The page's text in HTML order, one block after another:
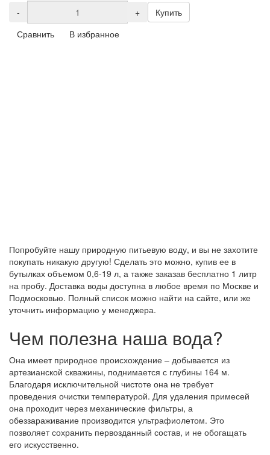
- +
Купить
Сравнить
В избранное
Попробуйте нашу природную питьевую воду, и вы не захотите
покупать никакую другую! Сделать это можно, купив ее в
бутылках объемом 0,6-19 л, а также заказав бесплатно 1 литр
на пробу. Доставка воды доступна в любое время по Москве и
Подмосковью. Полный список можно найти на сайте, или же
уточнить информацию у менеджера.
Чем полезна наша вода?
Она имеет природное происхождение – добывается из
артезианской скважины, поднимается с глубины 164 м.
Благодаря исключительной чистоте она не требует
проведения очистки температурой. Для удаления примесей
она проходит через механические фильтры, а
обеззараживание производится ультрафиолетом. Это
позволяет сохранить первозданный состав, и не обогащать
его искусственно.